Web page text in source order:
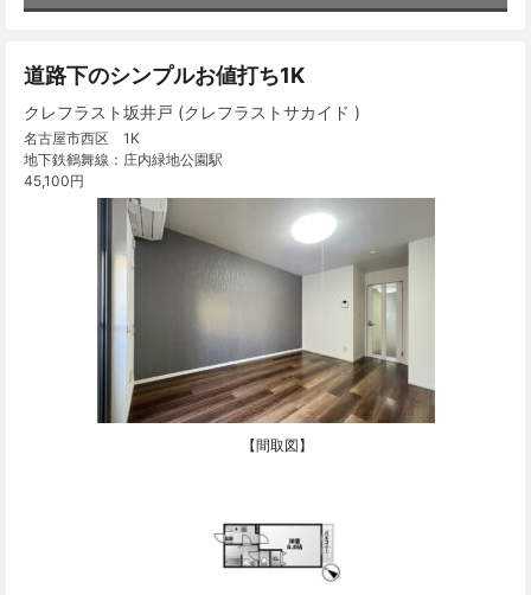
道路下のシンプルお値打ち1K
クレフラスト坂井戸 (クレフラストサカイド )
名古屋市西区 1K
地下鉄鶴舞線：庄内緑地公園駅
45,100円
【間取図】